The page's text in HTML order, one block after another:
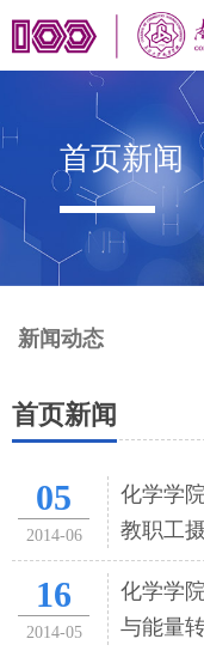
首页新闻
新闻动态
首页新闻
05
2014-06
化学学
教职工
16
2014-05
化学学
与能量